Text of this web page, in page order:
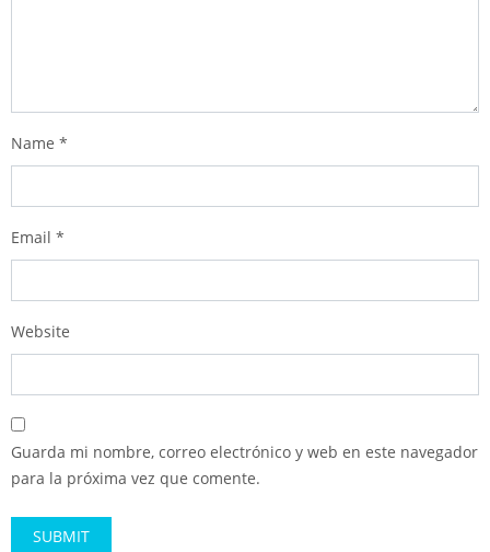
Name *
Email *
Website
Guarda mi nombre, correo electrónico y web en este navegador
para la próxima vez que comente.